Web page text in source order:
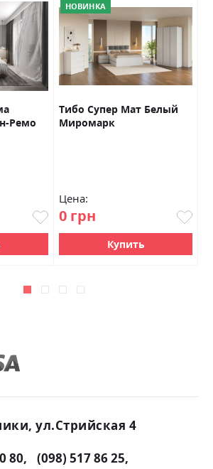
Ремо
НОВИНКА
Тибо Супер Мат Белый
Миромарк
Цена:
0 грн
Купить
ул.Стрийская 4
80
(098) 517 86 25